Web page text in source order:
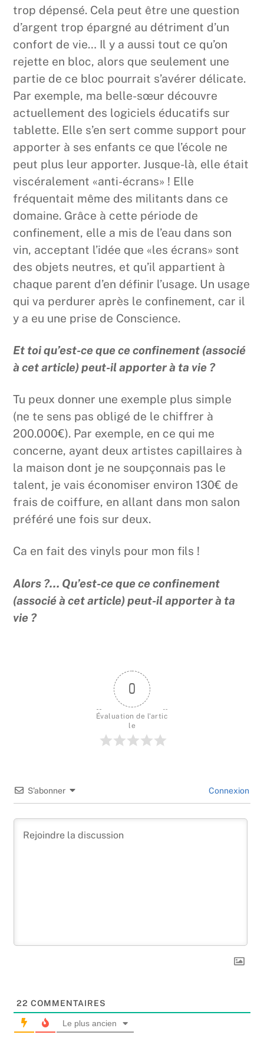
trop dépensé. Cela peut être une question
d’argent trop épargné au détriment d’un
confort de vie… Il y a aussi tout ce qu’on
rejette en bloc, alors que seulement une
partie de ce bloc pourrait s’avérer délicate.
Par exemple, ma belle-sœur découvre
actuellement des logiciels éducatifs sur
tablette. Elle s’en sert comme support pour
apporter à ses enfants ce que l’école ne
peut plus leur apporter. Jusque-là, elle était
viscéralement «anti-écrans» ! Elle
fréquentait même des militants dans ce
domaine. Grâce à cette période de
confinement, elle a mis de l’eau dans son
vin, acceptant l’idée que «les écrans» sont
des objets neutres, et qu’il appartient à
chaque parent d’en définir l’usage. Un usage
qui va perdurer après le confinement, car il
y a eu une prise de Conscience.
Et toi qu’est-ce que ce confinement (associé
à cet article) peut-il apporter à ta vie ?
Tu peux donner une exemple plus simple
(ne te sens pas obligé de le chiffrer à
200.000€). Par exemple, en ce qui me
concerne, ayant deux artistes capillaires à
la maison dont je ne soupçonnais pas le
talent, je vais économiser environ 130€ de
frais de coiffure, en allant dans mon salon
préféré une fois sur deux.
Ca en fait des vinyls pour mon fils !
Alors ?… Qu’est-ce que ce confinement
(associé à cet article) peut-il apporter à ta
vie ?
0
Évaluation de l'artic
le
S’abonner Connexion
22 COMMENTAIRES
Le plus ancien